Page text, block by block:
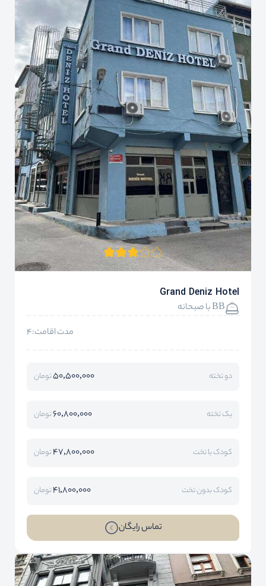
Grand Deniz Hotel
BB با صبحانه
مدت اقامت:4
دو تخته 50,500,000تومان
یک تخته 60,800,000تومان
کودک با تخت 47,800,000تومان
کودک بدون تخت 41,800,000تومان
تماس رایگان